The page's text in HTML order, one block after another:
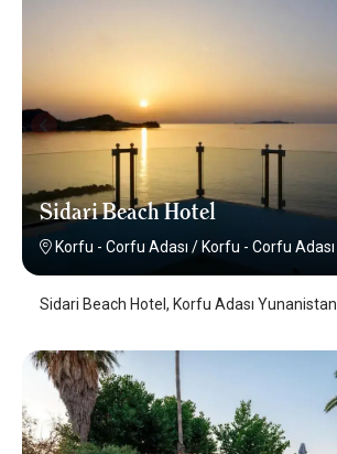
Sidari Beach Hotel
Korfu - Corfu Adası /Korfu - Corfu Adası
Sidari Beach Hotel, Korfu Adası Yunanistan